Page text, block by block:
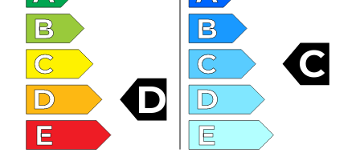
B
C
D
E
D
B
C
D
E
C